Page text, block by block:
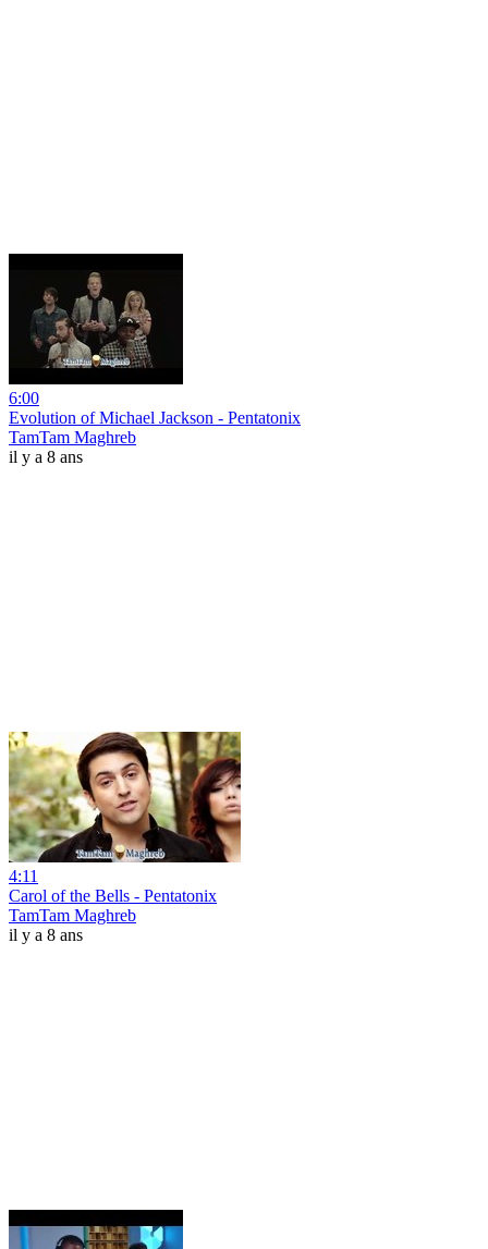
6:00
Evolution of Michael Jackson - Pentatonix
TamTam Maghreb
il y a 8 ans
4:11
Carol of the Bells - Pentatonix
TamTam Maghreb
il y a 8 ans